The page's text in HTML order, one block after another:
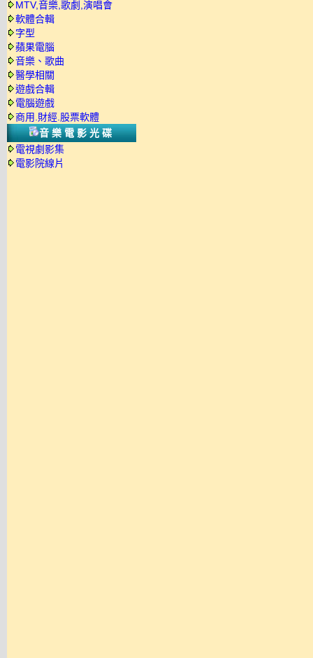
MTV,音樂,歌劇,演唱會
軟體合輯
字型
蘋果電腦
音樂、歌曲
醫學相關
遊戲合輯
電腦遊戲
商用.財經.股票軟體
音樂電影光碟
電視劇影集
電影院線片